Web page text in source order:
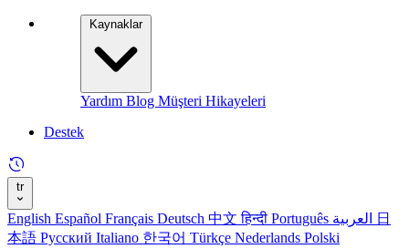
Kaynaklar
Yardım Blog Müşteri Hikayeleri
Destek
tr
English Español Français Deutsch 中文हिन्दी Português
日
本語 Русский Italiano 한국어 Türkçe Nederlands Polski